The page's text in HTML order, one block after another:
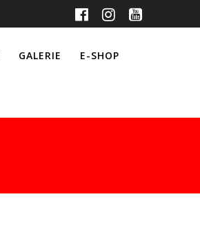
GALERIE E-SHOP